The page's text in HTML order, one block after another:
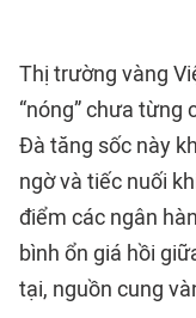
Thị trường vàng
“nóng” chưa từng
Đà tăng sốc này
ngờ và tiếc nuối
điểm các ngân
bình ổn giá hồi
tại, nguồn cung